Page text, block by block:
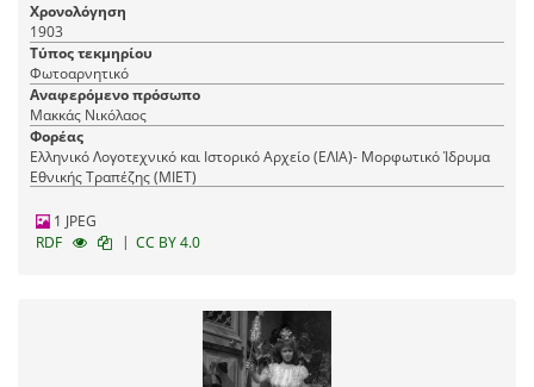
Χρονολόγηση
1903
Τύπος τεκμηρίου
Φωτοαρνητικό
Αναφερόμενο πρόσωπο
Μακκάς Νικόλαος
Φορέας
Ελληνικό Λογοτεχνικό και Ιστορικό Αρχείο (ΕΛΙΑ)- Μορφωτικό Ίδρυμα
Εθνικής Τραπέζης (ΜΙΕΤ)
1 JPEG
RDF
| CC BY 4.0